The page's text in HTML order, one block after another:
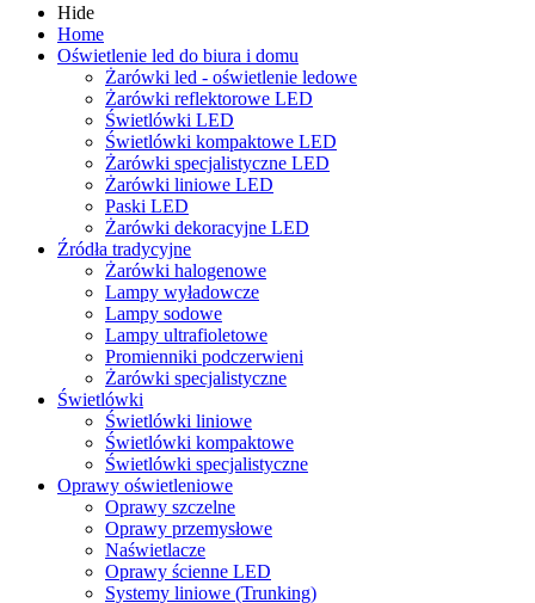
Hide
Home
Oświetlenie led do biura i domu
Żarówki led - oświetlenie ledowe
Żarówki reflektorowe LED
Świetlówki LED
Świetlówki kompaktowe LED
Żarówki specjalistyczne LED
Żarówki liniowe LED
Paski LED
Żarówki dekoracyjne LED
Źródła tradycyjne
Żarówki halogenowe
Lampy wyładowcze
Lampy sodowe
Lampy ultrafioletowe
Promienniki podczerwieni
Żarówki specjalistyczne
Świetlówki
Świetlówki liniowe
Świetlówki kompaktowe
Świetlówki specjalistyczne
Oprawy oświetleniowe
Oprawy szczelne
Oprawy przemysłowe
Naświetlacze
Oprawy ścienne LED
Systemy liniowe (Trunking)